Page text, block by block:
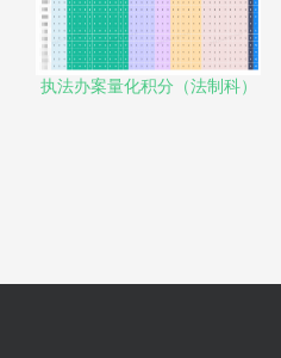
执法办案量化积分（法制科）